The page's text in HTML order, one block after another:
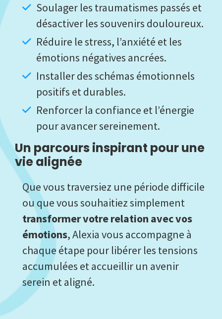
Soulager les traumatismes passés et
désactiver les souvenirs douloureux.
Réduire le stress, l’anxiété et les
émotions négatives ancrées.
Installer des schémas émotionnels
positifs et durables.
Renforcer la confiance et l’énergie
pour avancer sereinement.
Un parcours inspirant pour une
vie alignée
Que vous traversiez une période difficile
ou que vous souhaitiez simplement
transformer votre relation avec vos
émotions, Alexia vous accompagne à
chaque étape pour libérer les tensions
accumulées et accueillir un avenir
serein et aligné.